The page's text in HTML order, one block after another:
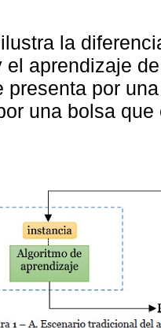
ilustra la
el aprendizaje
presenta por
una bolsa